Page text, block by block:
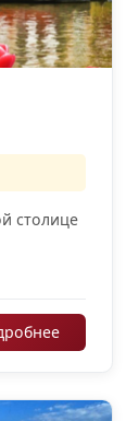
столице